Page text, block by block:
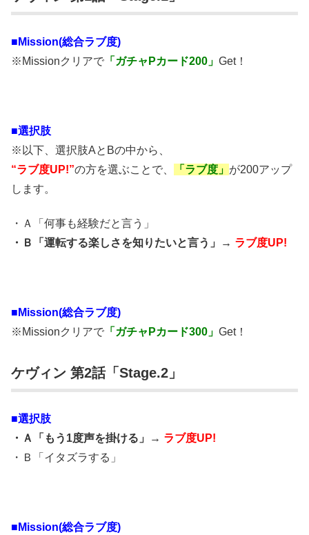
■Mission(総合ラブ度)
※Missionクリアで 「ガチャPカード200」 Get！
■選択肢
※以下、選択肢AとBの中から、
“ラブ度UP!”の方を選ぶことで、 「ラブ度」 が200アップ
します。
・Ａ「何事も経験だと言う」
・Ｂ「運転する楽しさを知りたいと言う」→ ラブ度UP!
■Mission(総合ラブ度)
※Missionクリアで 「ガチャPカード300」 Get！
ケヴィン 第2話「Stage.2」
■選択肢
・Ａ「もう1度声を掛ける」→ ラブ度UP!
・Ｂ「イタズラする」
■Mission(総合ラブ度)